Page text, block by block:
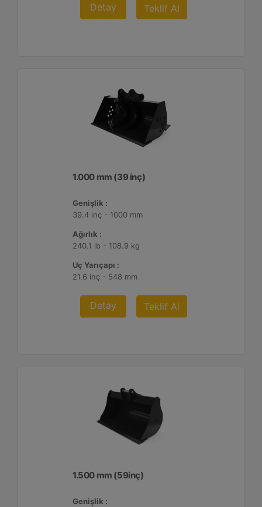
Detay Teklif Al
1.000 mm (39 inç)
Genişlik :
39.4 inç - 1000 mm
Ağırlık :
240.1 lb - 108.9 kg
Uç Yarıçapı :
21.6 inç - 548 mm
Detay Teklif Al
1.500 mm (59inç)
Genişlik :